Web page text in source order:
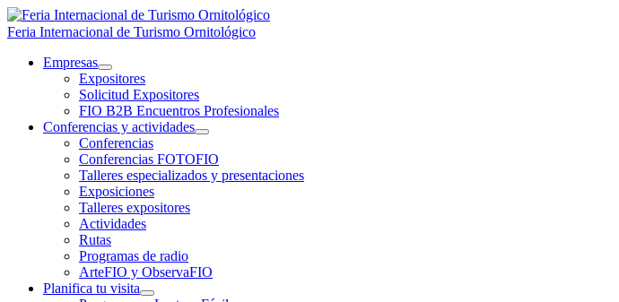
Ir
al
Feria Internacional de Turismo Ornitológico
Empresas
Expositores
Solicitud Expositores
FIO B2B Encuentros Profesionales
Conferencias y actividades
Conferencias
Conferencias FOTOFIO
Talleres especializados y presentaciones
Exposiciones
Talleres expositores
Actividades
Rutas
Programas de radio
ArteFIO y ObservaFIO
Planifica tu visita